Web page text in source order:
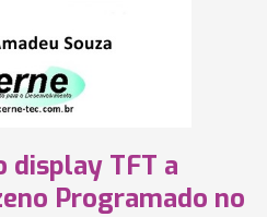
display TFT a
Programado no